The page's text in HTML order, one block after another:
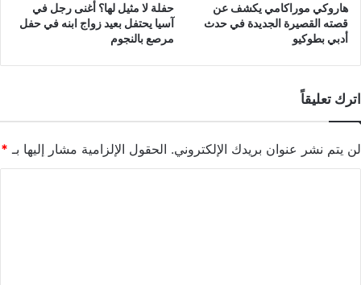
هاروكي موراكامي يكشف عن
قصته القصيرة الجديدة في حدث
أدبي بطوكيو
حفلة لا مثيل لها؟ أغنى رجل في
آسيا يحتفل بعيد زواج ابنه في حفل
مرصع بالنجوم
اترك تعليقاً
لن يتم نشر عنوان بريدك الإلكتروني. الحقول الإلزامية مشار إليها بـ *